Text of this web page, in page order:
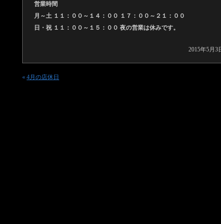
営業時間
月～土 １１：００～１４：００ １７：００～２１：００
日・祝 １１：００～１５：００ 夜の営業は休みです。
2015年5月3
« 4月の店休日